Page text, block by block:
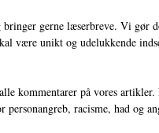
gerne læserbreve. Vi gør
være unikt og udelukkende
kommentarer på vores
personangreb, racisme, had og